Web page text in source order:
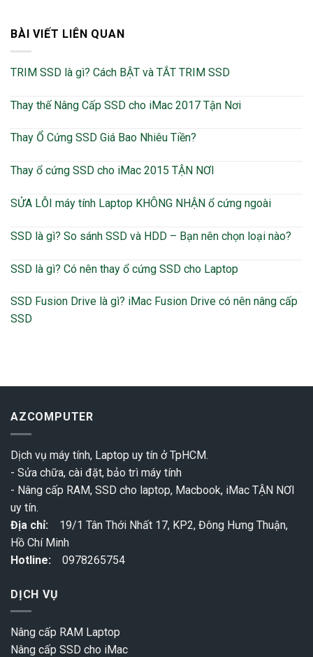
BÀI VIẾT LIÊN QUAN
TRIM SSD là gì? Cách BẬT và TẮT TRIM SSD
Thay thế Nâng Cấp SSD cho iMac 2017 Tận Nơi
Thay Ổ Cứng SSD Giá Bao Nhiêu Tiền?
Thay ổ cứng SSD cho iMac 2015 TẬN NƠI
SỬA LỖI máy tính Laptop KHÔNG NHẬN ổ cứng ngoài
SSD là gì? So sánh SSD và HDD – Bạn nên chọn loại nào?
SSD là gì? Có nên thay ổ cứng SSD cho Laptop
SSD Fusion Drive là gì? iMac Fusion Drive có nên nâng cấp
SSD
AZCOMPUTER
Dịch vụ máy tính, Laptop uy tín ở TpHCM.
- Sửa chữa, cài đặt, bảo trì máy tính
- Nâng cấp RAM, SSD cho laptop, Macbook, iMac TẬN NƠI
uy tín.
Địa chỉ: 19/1 Tân Thới Nhất 17, KP2, Đông Hưng Thuận,
Hồ Chí Minh
Hotline:
0978265754
DỊCH VỤ
Nâng cấp RAM Laptop
Nâng cấp SSD cho iMac